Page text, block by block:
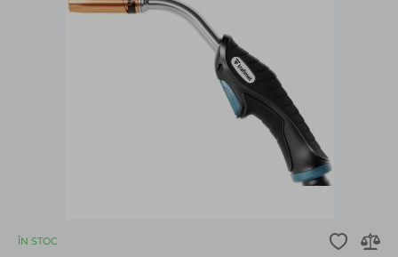
ÎN STOC